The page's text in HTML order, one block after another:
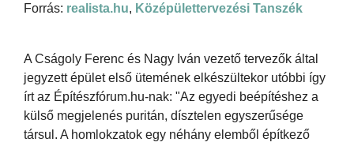
Forrás: realista.hu, Középülettervezési Tanszék
A Cságoly Ferenc és Nagy Iván vezető tervezők által
jegyzett épület első ütemének elkészültekor utóbbi így
írt az Építészfórum.hu-nak: "Az egyedi beépítéshez a
külső megjelenés puritán, dísztelen egyszerűsége
társul. A homlokzatok egy néhány elemből építkező